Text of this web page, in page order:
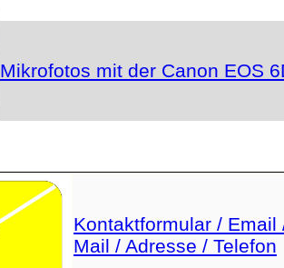
Mikrofotos mit der Canon EOS
Kontaktformular / Email
Mail / Adresse / Telefon